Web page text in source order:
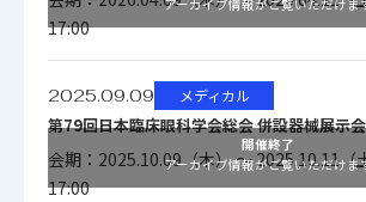
出力信号
1080i/p(切替式）
ダウンコンバータ
出力
SDTV:NTSCコンポ
17:00
アーカイブ情報がご覧いただけま
2025.09.09 メディカル
第79回日本臨床眼科学会総会 併設器械展示会
会期：2025.10.09（木） ～ 2025.10.11（
17:00
開催終了
アーカイブ情報がご覧いただけま